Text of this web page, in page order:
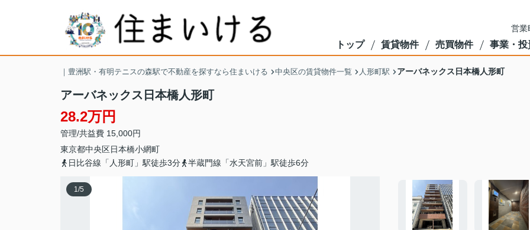
営
トップ 賃貸物件 売買物件 事業・投
｜豊洲駅・有明テニスの森駅で不動産を探すなら住まいける 中央区の賃貸物件一覧 人形町駅 アーバネックス日本橋人形町
アーバネックス日本橋人形町
28.2万円
管理/共益費 15,000円
東京都中央区日本橋小網町
日比谷線「人形町」駅徒歩3分
半蔵門線「水天宮前」駅徒歩6分
1/5